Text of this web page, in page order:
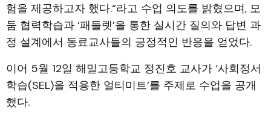
험을 제공하고자 했다.“라고 수업 의도를 밝혔으며, 모
둠 협력학습과 ‘패들렛’을 통한 실시간 질의와 답변 과
정 설계에서 동료교사들의 긍정적인 반응을 얻었다.
이어 5월 12일 해밀고등학교 정진호 교사가 ‘사회정서
학습(SEL)을 적용한 얼티미트’를 주제로 수업을 공개
했다.